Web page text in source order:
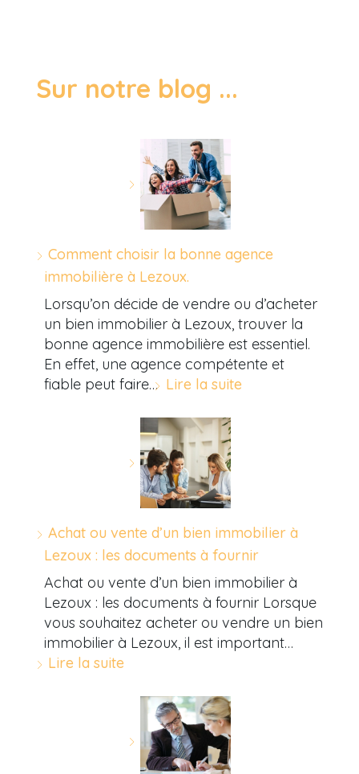
Sur notre blog ...
Comment choisir la bonne agence
immobilière à Lezoux.
Lorsqu’on décide de vendre ou d’acheter
un bien immobilier à Lezoux, trouver la
bonne agence immobilière est essentiel.
En effet, une agence compétente et
fiable peut faire… Lire la suite
Achat ou vente d’un bien immobilier à
Lezoux : les documents à fournir
Achat ou vente d’un bien immobilier à
Lezoux : les documents à fournir Lorsque
vous souhaitez acheter ou vendre un bien
immobilier à Lezoux, il est important…
Lire la suite